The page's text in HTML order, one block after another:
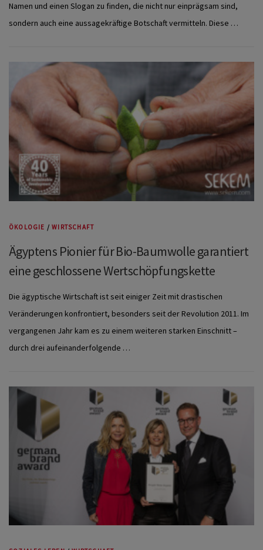
Namen und einen Slogan zu finden, die nicht nur einprägsam sind,
sondern auch eine aussagekräftige Botschaft vermitteln. Diese …
ÖKOLOGIE /WIRTSCHAFT
Ägyptens Pionier für Bio-Baumwolle garantiert
eine geschlossene Wertschöpfungskette
Die ägyptische Wirtschaft ist seit einiger Zeit mit drastischen
Veränderungen konfrontiert, besonders seit der Revolution 2011. Im
vergangenen Jahr kam es zu einem weiteren starken Einschnitt –
durch drei aufeinanderfolgende …